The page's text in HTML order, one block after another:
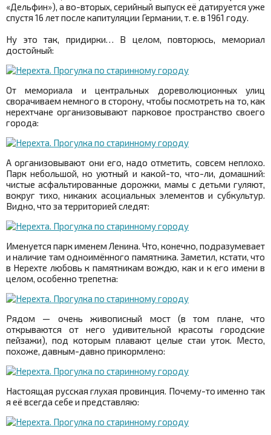
«Дельфин»), а во-вторых, серийный выпуск её датируется уже
спустя 16 лет после капитуляции Германии, т. е. в 1961 году.
Ну это так, придирки… В целом, повторюсь, мемориал
достойный:
От мемориала и центральных дореволюционных улиц
сворачиваем немного в сторону, чтобы посмотреть на то, как
нерехтчане организовывают парковое пространство своего
города:
А организовывают они его, надо отметить, совсем неплохо.
Парк небольшой, но уютный и какой-то, что-ли, домашний:
чистые асфальтированные дорожки, мамы с детьми гуляют,
вокруг тихо, никаких асоциальных элементов и субкультур.
Видно, что за территорией следят:
Именуется парк именем Ленина. Что, конечно, подразумевает
и наличие там одноимённого памятника. Заметил, кстати, что
в Нерехте любовь к памятникам вождю, как и к его имени в
целом, особенно трепетна:
Рядом — очень живописный мост (в том плане, что
открываются от него удивительной красоты городские
пейзажи), под которым плавают целые стаи уток. Место,
похоже, давным-давно прикормлено:
Настоящая русская глухая провинция. Почему-то именно так
я её всегда себе и представляю: